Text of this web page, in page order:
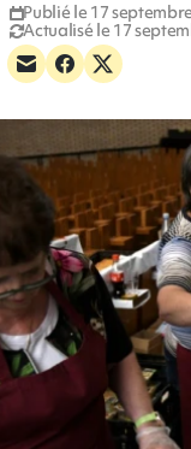
Publié le 17
Actualisé le 17